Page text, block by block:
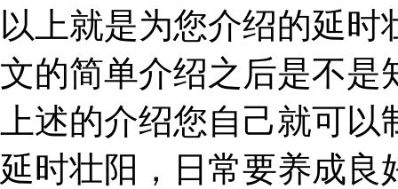
以上就是为您介绍的延
文的简单介绍之后是不是
上述的介绍您自己就可
延时壮阳，日常要养成良